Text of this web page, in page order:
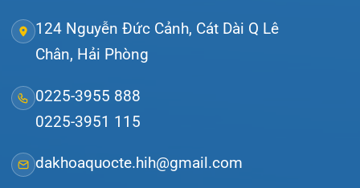
Tin tức
Liên hệ
© Bệnh viện đa khoa Quốc tế Hải Phòng - HIH. All